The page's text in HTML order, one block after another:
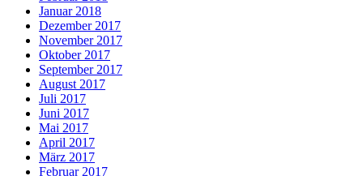
Januar 2018
Dezember 2017
November 2017
Oktober 2017
September 2017
August 2017
Juli 2017
Juni 2017
Mai 2017
April 2017
März 2017
Februar 2017